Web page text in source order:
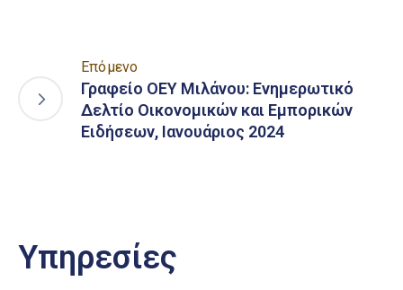
Επόμενο
Γραφείο ΟΕΥ Μιλάνου: Ενημερωτικό
Δελτίο Οικονομικών και Εμπορικών
Ειδήσεων, Ιανουάριος 2024
Υπηρεσίες